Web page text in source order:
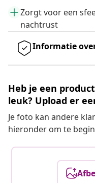
Zorgt voor een
nachtrust
Informatie
Heb je een
leuk? Upload er
Je foto kan andere
hieronder om te